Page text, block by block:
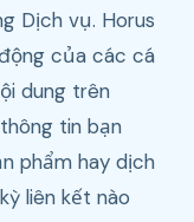
Dịch vụ. Horus
của các cá
dung trên
tin bạn
phẩm hay dịch
liên kết nào